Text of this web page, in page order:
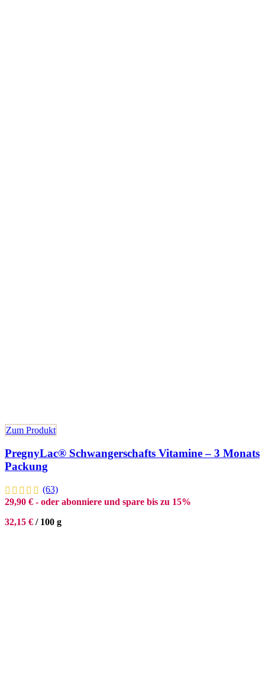
Zum Produkt
PregnyLac® Schwangerschafts Vitamine – 3 Monats
Packung
(63)
29,90 € - oder abonniere und spare bis zu 15%
32,15 € / 100 g